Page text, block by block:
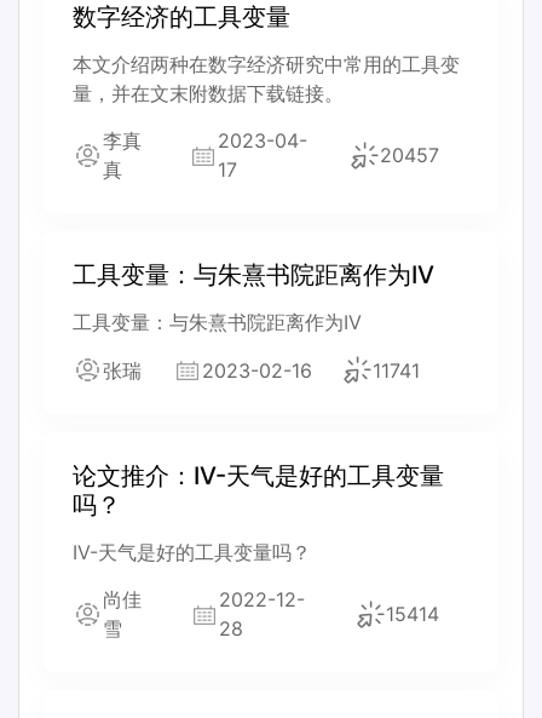
数字经济的工具变量
本文介绍两种在数字经济研究中常用的工具变
量，并在文末附数据下载链接。
李真
真
2023-04-
17
20457
工具变量：与朱熹书院距离作为IV
工具变量：与朱熹书院距离作为IV
张瑞
2023-02-16 11741
论文推介：IV-天气是好的工具变量
吗？
IV-天气是好的工具变量吗？
尚佳
雪
2022-12-
28
15414